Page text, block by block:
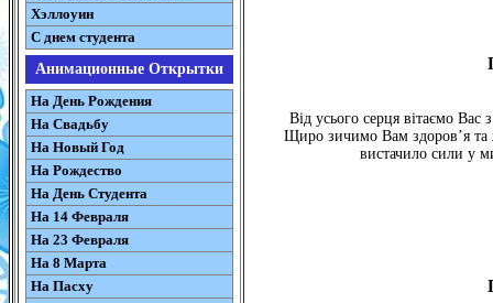
Хэллоуин
С днем студента
Анимационные Открытки
На День Рождения
На Свадьбу
На Новый Год
На Рождество
На День Студента
На 14 Февраля
На 23 Февраля
На 8 Марта
На Пасху
Від усього серця вітаємо
Щиро зичимо Вам здоров’я та
вистачило сили у